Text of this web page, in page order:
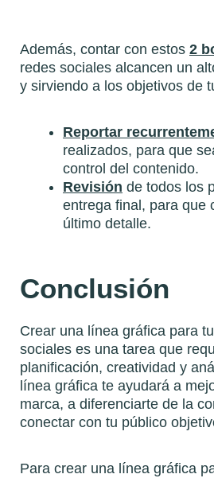
Además, contar con estos 2
redes sociales alcancen un
y sirviendo a los objetivos de
Reportar
realizados, para que
control del contenido.
Revisión de todos los
entrega final, para que
último detalle.
Conclusión
Crear una línea gráfica para
sociales es una tarea que
planificación, creatividad y
línea gráfica te ayudará a
marca, a diferenciarte de la
conectar con tu público
Para crear una línea gráfica